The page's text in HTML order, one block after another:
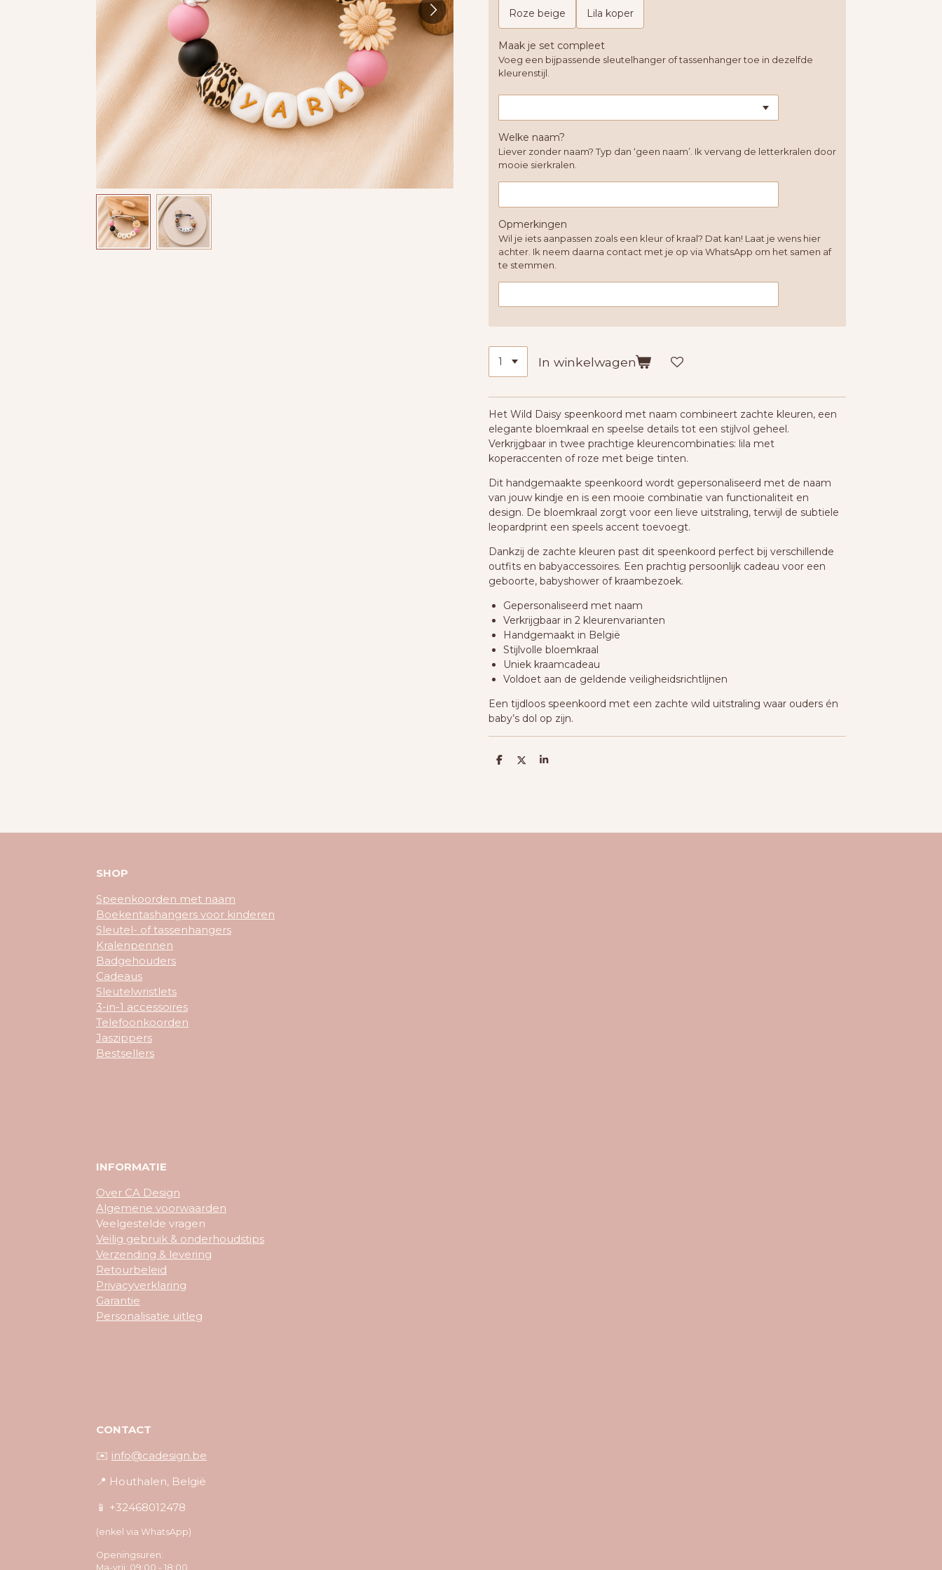
Roze beige Lila koper
Maak je set compleet
Voeg een bijpassende sleutelhanger of tassenhanger toe in dezelfde
kleurenstijl.
Welke naam?
Liever zonder naam? Typ dan ‘geen naam’. Ik vervang de letterkralen door
mooie sierkralen.
Opmerkingen
Wil je iets aanpassen zoals een kleur of kraal? Dat kan! Laat je wens hier
achter. Ik neem daarna contact met je op via WhatsApp om het samen af
te stemmen.
In winkelwagen
Het Wild Daisy speenkoord met naam combineert zachte kleuren, een
elegante bloemkraal en speelse details tot een stijlvol geheel.
Verkrijgbaar in twee prachtige kleurencombinaties: lila met
koperaccenten of roze met beige tinten.
Dit handgemaakte speenkoord wordt gepersonaliseerd met de naam
van jouw kindje en is een mooie combinatie van functionaliteit en
design. De bloemkraal zorgt voor een lieve uitstraling, terwijl de subtiele
leopardprint een speels accent toevoegt.
Dankzij de zachte kleuren past dit speenkoord perfect bij verschillende
outfits en babyaccessoires. Een prachtig persoonlijk cadeau voor een
geboorte, babyshower of kraambezoek.
Gepersonaliseerd met naam
Verkrijgbaar in 2 kleurenvarianten
Handgemaakt in België
Stijlvolle bloemkraal
Uniek kraamcadeau
Voldoet aan de geldende veiligheidsrichtlijnen
Een tijdloos speenkoord met een zachte wild uitstraling waar ouders én
baby’s dol op zijn.
D
D
S
SHOP
Speenkoorden met naam
Boekentashangers voor kinderen
Sleutel- of tassenhangers
Kralenpennen
Badgehouders
Cadeaus
Sleutelwristlets
3-in-1 accessoires
Telefoonkoorden
Jaszippers
Bestsellers
INFORMATIE
Over CA Design
Algemene voorwaarden
Veelgestelde vragen
Veilig gebruik & onderhoudstips
Verzending & levering
Retourbeleid
Privacyverklaring
Garantie
Personalisatie uitleg
CONTACT
✉️ info@cadesign.be
📍 Houthalen, België
📱 +32468012478
(enkel via WhatsApp)
Openingsuren:
Ma-vrij: 09:00 - 18:00